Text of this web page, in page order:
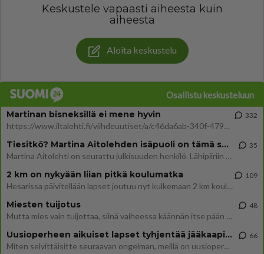
Keskustele vapaasti aiheesta kuin
aiheesta
Aloita keskustelu
Osallistu keskusteluun
Martinan bisneksillä ei mene hyvin
https://www.iltalehti.fi/viihdeuutiset/a/c46da6ab-340f-4790-aaa7-0865eed2336 Yrityksen konkurssihakemus on tullut kärä
332
Tiesitkö? Martina Aitolehden isäpuoli on tämä suosittu laulaja
Martina Aitolehti on seurattu julkisuuden henkilö. Lähipiiriin mahtuu muitakin tunnettuja henkilöitä. Tiesitkö, että Ma
35
2 km on nykyään liian pitkä koulumatka
Hesarissa päivitellään lapset joutuu nyt kulkemaan 2 km kouluun jösses. Ruostefillarilla tuo matka menee vaikka miten äk
109
Miesten tuijotus
Mutta mies vain tuijottaa, siinä vaiheessa käännän itse pään pois. Mikä juttu? Yleensä jos joku tuijottaa tai katsoo, hä
48
Uusioperheen aikuiset lapset tyhjentää jääkaapin käydessään
Miten selvittäisitte seuraavan ongelman, meillä on uusioperhe, minulla teini-ikäiset lapset ja puolisolla aikuiset, jotk
66